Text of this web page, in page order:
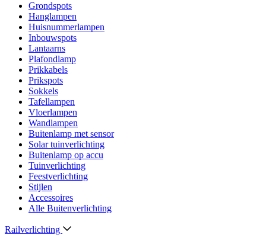
Grondspots
Hanglampen
Huisnummerlampen
Inbouwspots
Lantaarns
Plafondlamp
Prikkabels
Prikspots
Sokkels
Tafellampen
Vloerlampen
Wandlampen
Buitenlamp met sensor
Solar tuinverlichting
Buitenlamp op accu
Tuinverlichting
Feestverlichting
Stijlen
Accessoires
Alle Buitenverlichting
Railverlichting